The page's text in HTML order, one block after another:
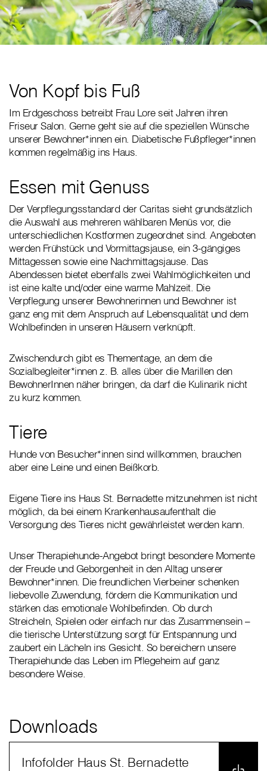
Von Kopf bis Fuß
Im Erdgeschoss betreibt Frau Lore seit Jahren ihren
Friseur Salon. Gerne geht sie auf die speziellen Wünsche
unserer Bewohner*innen ein. Diabetische Fußpfleger*innen
kommen regelmäßig ins Haus.
Essen mit Genuss
Der Verpflegungsstandard der Caritas sieht grundsätzlich
die Auswahl aus mehreren wählbaren Menüs vor, die
unterschiedlichen Kostformen zugeordnet sind. Angeboten
werden Frühstück und Vormittagsjause, ein 3-gängiges
Mittagessen sowie eine Nachmittagsjause. Das
Abendessen bietet ebenfalls zwei Wahlmöglichkeiten und
ist eine kalte und/oder eine warme Mahlzeit. Die
Verpflegung unserer Bewohnerinnen und Bewohner ist
ganz eng mit dem Anspruch auf Lebensqualität und dem
Wohlbefinden in unseren Häusern verknüpft.
Zwischendurch gibt es Thementage, an dem die
Sozialbegleiter*innen z. B. alles über die Marillen den
BewohnerInnen näher bringen, da darf die Kulinarik nicht
zu kurz kommen.
Tiere
Hunde von Besucher*innen sind willkommen, brauchen
aber eine Leine und einen Beißkorb.
Eigene Tiere ins Haus St. Bernadette mitzunehmen ist nicht
möglich, da bei einem Krankenhausaufenthalt die
Versorgung des Tieres nicht gewährleistet werden kann.
Unser Therapiehunde-Angebot bringt besondere Momente
der Freude und Geborgenheit in den Alltag unserer
Bewohner*innen. Die freundlichen Vierbeiner schenken
liebevolle Zuwendung, fördern die Kommunikation und
stärken das emotionale Wohlbefinden. Ob durch
Streicheln, Spielen oder einfach nur das Zusammensein –
die tierische Unterstützung sorgt für Entspannung und
zaubert ein Lächeln ins Gesicht. So bereichern unsere
Therapiehunde das Leben im Pflegeheim auf ganz
besondere Weise.
Downloads
Infofolder Haus St. Bernadette